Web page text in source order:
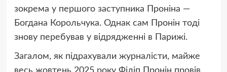
зокрема у першого заступника Проніна —
Богдана Корольчука. Однак сам Пронін тоді
знову перебував у відрядженні в Парижі.
Загалом, як підрахували журналісти, майже